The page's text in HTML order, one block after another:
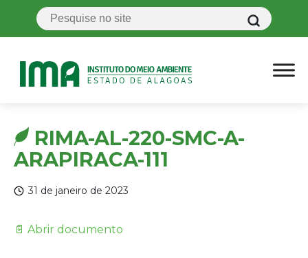
RIMA-AL-220-SMC-A-
ARAPIRACA-111
31 de janeiro de 2023
📄 Abrir documento